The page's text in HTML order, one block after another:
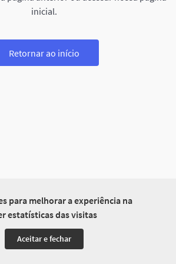
para melhorar a experiência na
estatísticas das visitas
Aceitar e fechar
inicial.
Retornar ao início